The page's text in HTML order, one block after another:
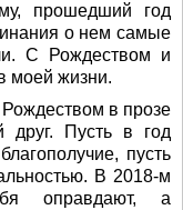
прошедший год
о нем самые
С Рождеством и
моей жизни.
в прозе
друг. Пусть в год
пусть
В 2018-м
оправдают, а